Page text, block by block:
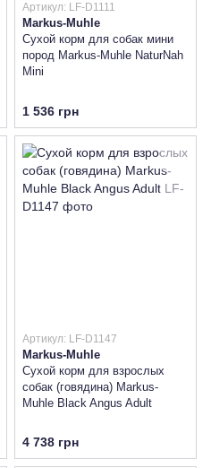
Артикул: LF-D1111
Markus-Muhle
Сухой корм для собак мини
пород Markus-Muhle NaturNah
Mini
1 536 грн
Артикул: LF-D1147
Markus-Muhle
Сухой корм для взрослых
собак (говядина) Markus-
Muhle Black Angus Adult
4 738 грн